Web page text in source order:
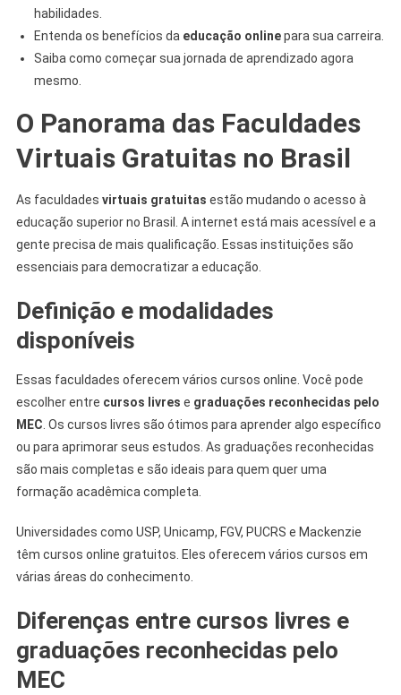
habilidades.
Entenda os benefícios da educação onlinepara sua carreira.
Saiba como começar sua jornada de aprendizado agora
mesmo.
O Panorama das Faculdades
Virtuais Gratuitas no Brasil
As faculdades virtuais gratuitas estão mudando o acesso à
educação superior no Brasil. A internet está mais acessível e a
gente precisa de mais qualificação. Essas instituições são
essenciais para democratizar a educação.
Definição e modalidades
disponíveis
Essas faculdades oferecem vários cursos online. Você pode
escolher entre cursos livres e graduações reconhecidas pelo
MEC. Os cursos livres são ótimos para aprender algo específico
ou para aprimorar seus estudos. As graduações reconhecidas
são mais completas e são ideais para quem quer uma
formação acadêmica completa.
Universidades como USP, Unicamp, FGV, PUCRS e Mackenzie
têm cursos online gratuitos. Eles oferecem vários cursos em
várias áreas do conhecimento.
Diferenças entre cursos livres e
graduações reconhecidas pelo
MEC